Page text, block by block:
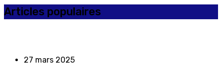
Articles populaires
27 mars 2025